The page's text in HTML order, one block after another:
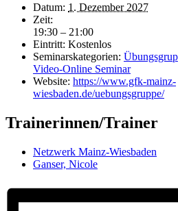
Datum: 1. Dezember 2027
Zeit:
19:30 – 21:00
Eintritt: Kostenlos
Seminarskategorien:
Video-Online Seminar
Website: https://www.gfk-mainz-
wiesbaden.de/uebungsgruppe/
Trainerinnen/Trainer
Netzwerk Mainz-Wiesbaden
Ganser, Nicole